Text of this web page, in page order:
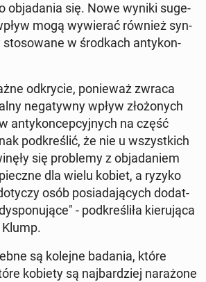
ob­ja­da­nia się. Nowe wyniki su­ge­
mogą wy­wie­rać również syn­
w środ­kach an­ty­kon­
od­kry­cie, po­nie­waż zwraca
ne­ga­tyw­ny wpływ zło­żo­nych
an­ty­kon­cep­cyj­nych na część
pod­kre­ślić, że nie u wszyst­kich
się pro­ble­my z ob­ja­da­niem
dla wielu kobiet, a ryzyko
osób po­sia­da­ją­cych do­dat­
- pod­kre­śli­ła kie­ru­ją­ca
są kolejne badania, które
kobiety są naj­bar­dziej na­ra­żo­ne